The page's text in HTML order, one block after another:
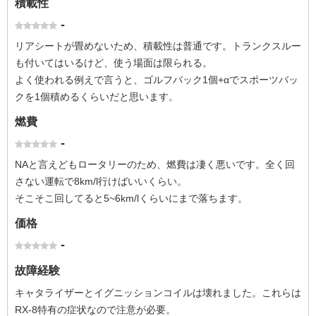
積載性
-
リアシートが畳めないため、積載性は普通です。トランクスルー
も付いてはいるけど、使う場面は限られる。
よく使われる例えで言うと、ゴルフバック1個+αでスポーツバッ
クを1個積めるくらいだと思います。
燃費
-
NAと言えどもロータリーのため、燃費は凄く悪いです。全く回
さない運転で8km/l行けばいいくらい。
そこそこ回してると5~6km/lくらいにまで落ちます。
価格
-
故障経験
キャタライザーとイグニッションコイルは壊れました。これらは
RX-8特有の症状なので注意が必要。